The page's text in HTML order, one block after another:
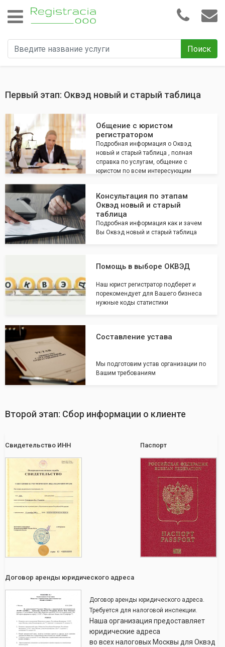
Поиск
Первый этап: Оквэд новый и старый таблица
Общение с юристом
регистратором
Подробная информация о Оквэд
новый и старый таблица , полная
справка по услугам, общение с
юристом по всем интересующим
Консультация по этапам
Оквэд новый и старый
таблица
Подробная информация как и зачем
Вы Оквэд новый и старый таблица
Помощь в выборе ОКВЭД
Наш юрист регистратор подберет и
порекомендует для Вашего бизнеса
нужные коды статистики
Составление устава
Мы подготовим устав организации по
Вашим требованиям
Второй этап: Сбор информации о клиенте
Свидетельство ИНН Паспорт
Договор аренды юридического адреса
Договор аренды юридического адреса.
Требуется для налоговой инспекции.
Наша организация предоставляет
юридические адреса
во всех налоговых Москвы для Оквэд